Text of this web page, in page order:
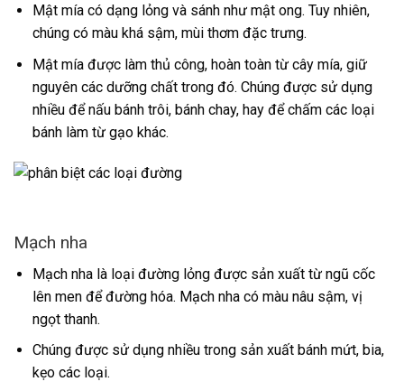
Mật mía có dạng lỏng và sánh như mật ong. Tuy nhiên,
chúng có màu khá sậm, mùi thơm đặc trưng.
Mật mía được làm thủ công, hoàn toàn từ cây mía, giữ
nguyên các dưỡng chất trong đó. Chúng được sử dụng
nhiều để nấu bánh trôi, bánh chay, hay để chấm các loại
bánh làm từ gạo khác.
Mạch nha
Mạch nha là loại đường lỏng được sản xuất từ ngũ cốc
lên men để đường hóa. Mạch nha có màu nâu sậm, vị
ngọt thanh.
Chúng được sử dụng nhiều trong sản xuất bánh mứt, bia,
kẹo các loại.